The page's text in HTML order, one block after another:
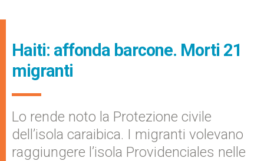
Haiti: affonda barcone. Morti 21
migranti
Lo rende noto la Protezione civile
dell’isola caraibica. I migranti volevano
raggiungere l’isola Providenciales nelle